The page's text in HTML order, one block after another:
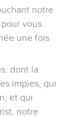
notre
vous
une fois
dont la
impies, qui
et qui
notre